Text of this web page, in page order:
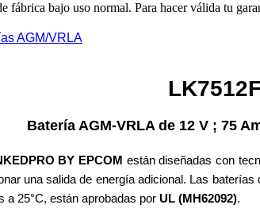
fábrica bajo uso normal. Para hacer válida tu
de 12 V ; 75 Amper
BY EPCOM están diseñadas con
una salida de energía adicional. Las baterías
a 25°C, están aprobadas por UL (MH62092).